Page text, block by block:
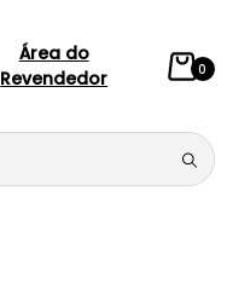
Área do
Revendedor
0